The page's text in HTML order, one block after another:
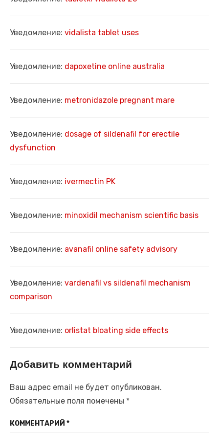
Уведомление: vidalista tablet uses
Уведомление: dapoxetine online australia
Уведомление: metronidazole pregnant mare
Уведомление: dosage of sildenafil for erectile
dysfunction
Уведомление: ivermectin PK
Уведомление: minoxidil mechanism scientific basis
Уведомление: avanafil online safety advisory
Уведомление: vardenafil vs sildenafil mechanism
comparison
Уведомление: orlistat bloating side effects
Добавить комментарий
Ваш адрес email не будет опубликован.
Обязательные поля помечены *
КОММЕНТАРИЙ *